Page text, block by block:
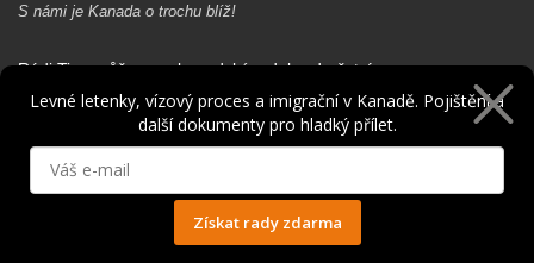
S námi je Kanada o trochu blíž!
Rádi Ti pomůžeme s kanadským dobrodružstvím…
Levné letenky, vízový proces a imigrační v Kanadě. Pojištění a
další dokumenty pro hladký přílet.
Získat rady zdarma